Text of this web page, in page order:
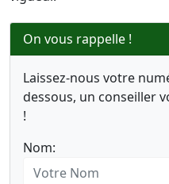
On vous rappelle !
Laissez-nous votre
dessous, un conseiller
!
Nom: